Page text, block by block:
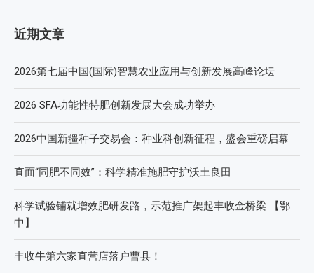
近期文章
2026第七届中国(国际)智慧农业应用与创新发展高峰论坛
2026 SFA功能性特肥创新发展大会成功举办
2026中国新疆种子交易会：种业科创新征程，盛会重磅启幕
直面“同肥不同效”：科学精准施肥守护沃土良田
科学试验铺就增效肥研发路，示范推广架起丰收金桥梁 【鄂
中】
丰收牛第六家直营店落户曹县！